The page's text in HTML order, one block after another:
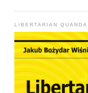
LIBERTARIAN